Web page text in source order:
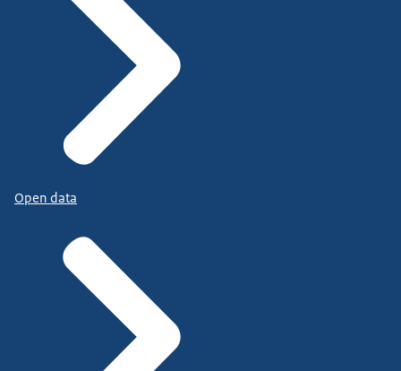
Open data